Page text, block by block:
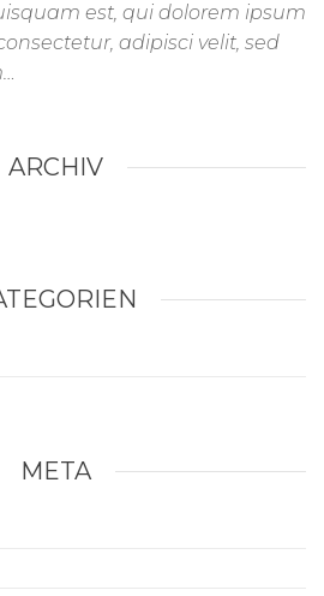
est, qui dolorem ipsum
adipisci velit, sed
ARCHIV
META